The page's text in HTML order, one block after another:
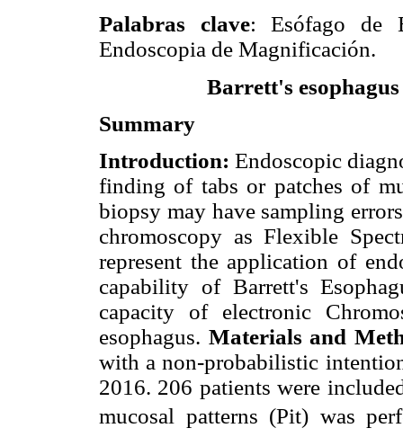
Palabras clave: Esófago de
Endoscopia de Magnificación.
Barrett's
Summary
Introduction:Endoscopic
finding of tabs or patches of
biopsy may have sampling
chromoscopy as Flexible
represent the application of
capability of Barrett's
capacity of electronic
esophagus. Materials and
with a non-probabilistic
2016. 206 patients were
mucosal patterns (Pit) was